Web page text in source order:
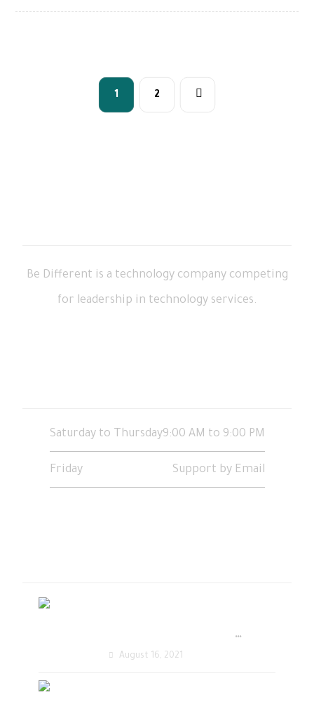
1 2
Be Different is a technology company competing
for leadership in technology services.
Saturday to Thursday9:00 AM to 9:00 PM
Friday Support by Email
المبيعات
August 16, 2021